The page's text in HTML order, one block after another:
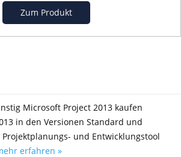
Zum Produkt
Microsoft Project 2013 kaufen
in den Versionen Standard und
und Entwicklungstool
erfahren »